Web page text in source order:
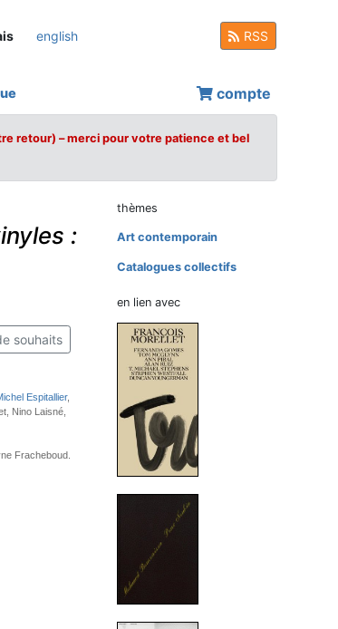
english RSS
compte
retour) – merci pour votre patience et bel
:
souhaits
Espitallier,
Nino Laisné,
Fracheboud.
thèmes
Art contemporain
Catalogues collectifs
en lien avec